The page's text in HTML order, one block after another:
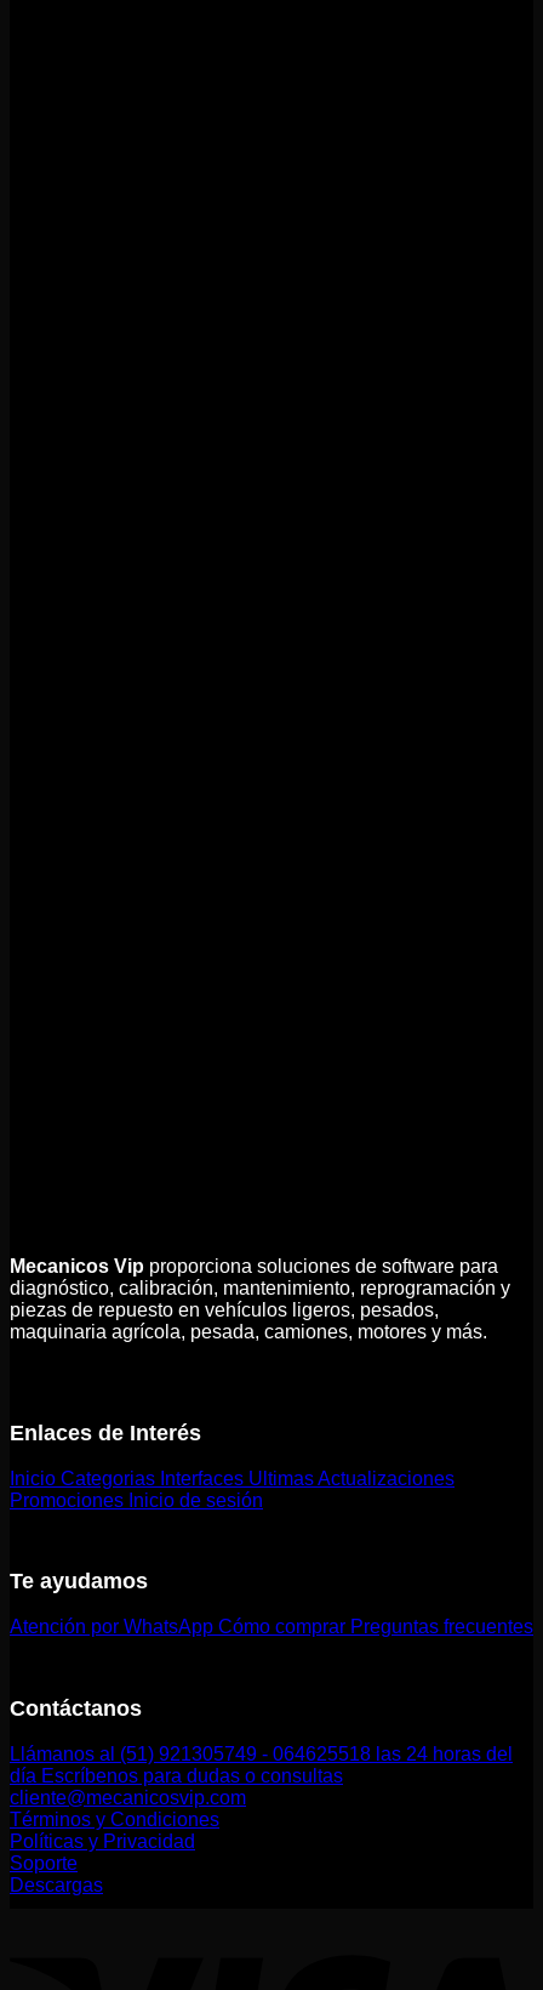
Mecanicos Vip proporciona soluciones de software para
diagnóstico, calibración, mantenimiento, reprogramación y
piezas de repuesto en vehículos ligeros, pesados,
maquinaria agrícola, pesada, camiones, motores y más.
Enlaces de Interés
Inicio Categorias Interfaces Ultimas Actualizaciones
Promociones Inicio de sesión
Te ayudamos
Atención por WhatsApp Cómo comprar Preguntas frecuentes
Contáctanos
Llámanos al (51) 921305749 - 064625518 las 24 horas del
día Escríbenos para dudas o consultas
cliente@mecanicosvip.com
Términos y Condiciones
Políticas y Privacidad
Soporte
Descargas